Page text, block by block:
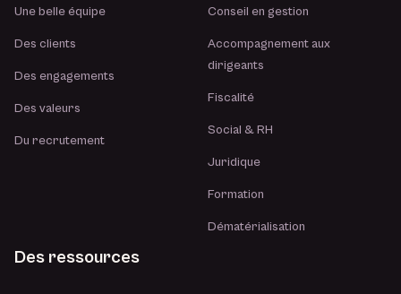
Une belle équipe
Des clients
Des engagements
Des valeurs
Du recrutement
Conseil en gestion
Accompagnement aux
dirigeants
Fiscalité
Social & RH
Juridique
Formation
Dématérialisation
Des ressources